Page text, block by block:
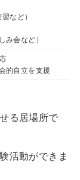
など）
み会など）
的自立を支援
る居場所で
活動ができま